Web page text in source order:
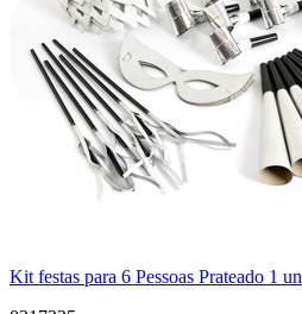
Kit festas para 6 Pessoas Prateado 1 un